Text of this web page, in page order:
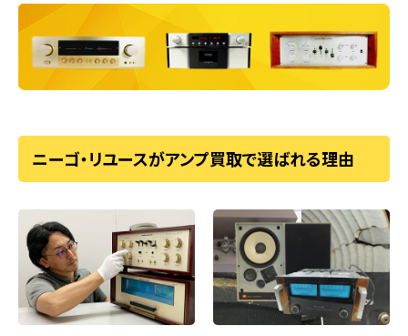
ニーゴ・リユースがアンプ買取で選ばれる理由